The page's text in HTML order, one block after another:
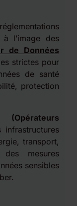
l’image des
de Données
strictes pour
de santé
protection
(Opérateurs
infrastructures
transport,
mesures
sensibles